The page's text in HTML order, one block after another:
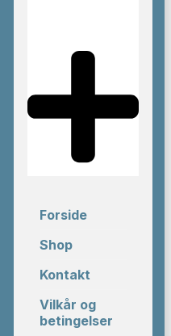
Forside
Shop
Kontakt
Vilkår og
betingelser